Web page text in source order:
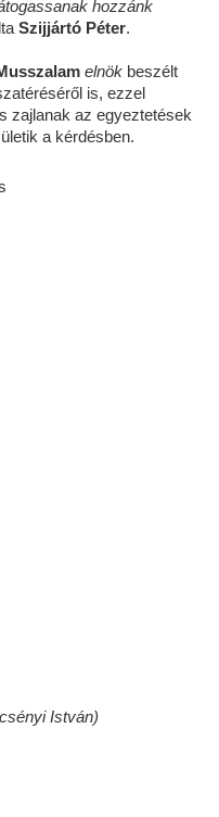
hozzánk
Szijjártó Péter.
elnök beszélt
is, ezzel
zajlanak az egyeztetések
a kérdésben.
István)